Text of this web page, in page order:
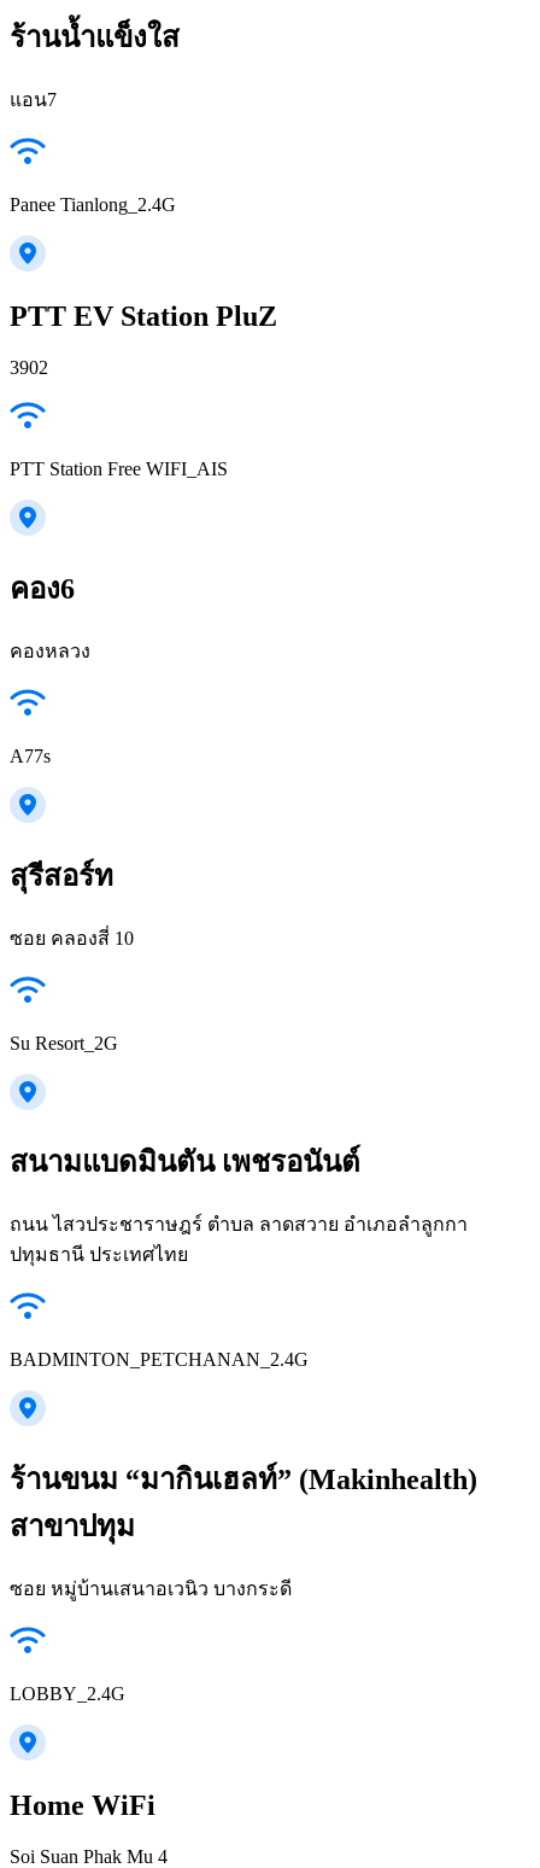
ร้านน้ำแข็งใส
แอน7
Panee Tianlong_2.4G
PTT EV Station PluZ
3902
PTT Station Free WIFI_AIS
คอง6
คองหลวง
A77s
สุรีสอร์ท
ซอย คลองสี่ 10
Su Resort_2G
สนามแบดมินตัน เพชรอนันต์
ถนน ไสวประชาราษฎร์ ตำบล ลาดสวาย อำเภอลำลูกกา
ปทุมธานี ประเทศไทย
BADMINTON_PETCHANAN_2.4G
ร้านขนม “มากินเฮลท์” (Makinhealth)
สาขาปทุม
ซอย หมู่บ้านเสนาอเวนิว บางกระดี
LOBBY_2.4G
Home WiFi
Soi Suan Phak Mu 4